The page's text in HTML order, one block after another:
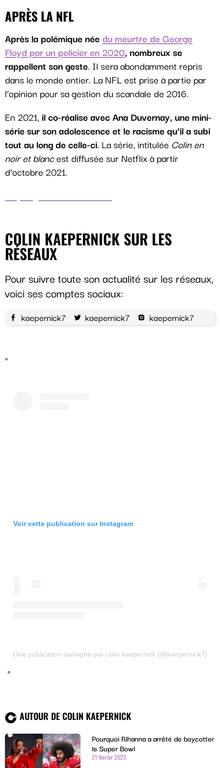
APRÈS LA NFL
Après la polémique née du meurtre de George
Floyd par un policier en 2020, nombreux se
rappellent son geste. Il sera abondamment repris
dans le monde entier. La NFL est prise à partie par
l’opinion pour sa gestion du scandale de 2016.
En 2021, il co-réalise avec Ana Duvernay, une mini-
série sur son adolescence et le racisme qu’il a subi
tout au long de celle-ci. La série, intitulée Colin en
noir et blancest diffusée sur Netflix à partir
d’octobre 2021.
COLIN KAEPERNICK SUR LES
RÉSEAUX
Pour suivre toute son actualité sur les réseaux,
voici ses comptes sociaux:
kaepernick7 kaepernick7 kaepernick7
Voir cette publication sur Instagram
Une publication partagée par colin kaepernick (@kaepernick7)
AUTOUR DE COLIN KAEPERNICK
Pourquoi Rihanna a arrêté de boycotter
le Super Bowl
21 février 2023